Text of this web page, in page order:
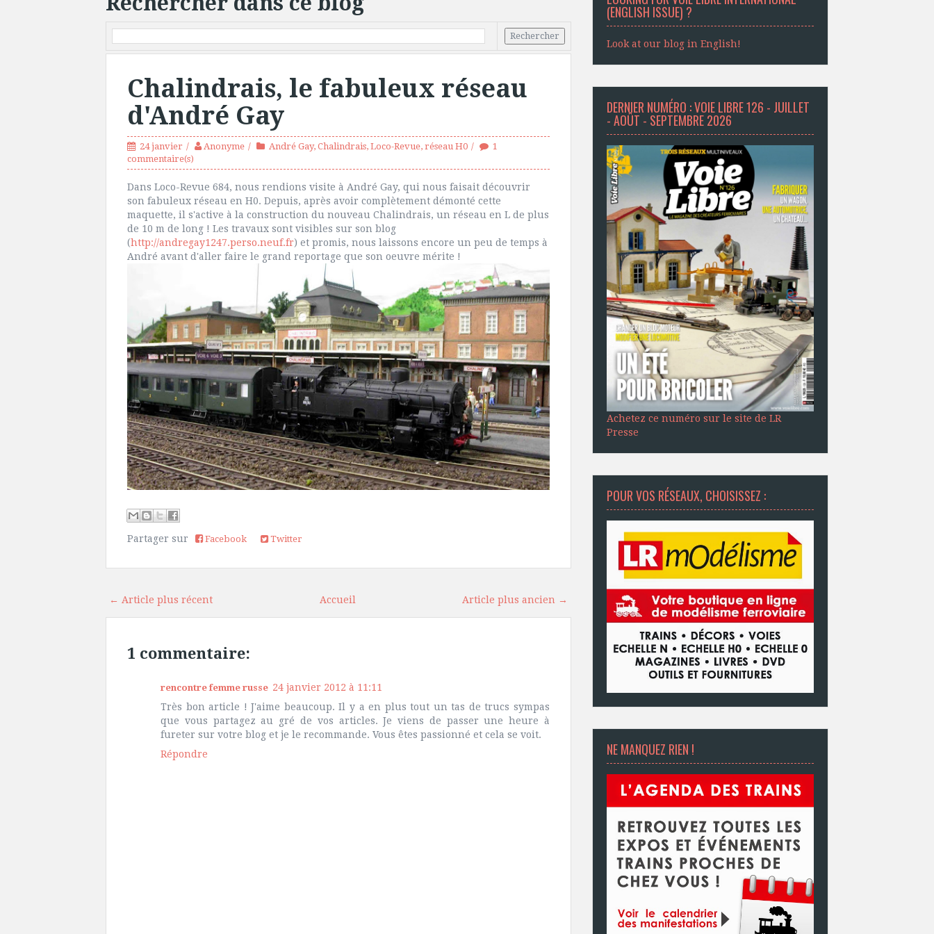
Chalindrais, le fabuleux réseau
d'André Gay
24 janvier Anonyme André Gay, Chalindrais, Loco-Revue, réseau H0
1
commentaire(s)
Dans Loco-Revue 684, nous rendions visite à André Gay, qui nous faisait découvrir
son fabuleux réseau en H0. Depuis, après avoir complètement démonté cette
maquette, il s'active à la construction du nouveau Chalindrais, un réseau en L de plus
de 10 m de long ! Les travaux sont visibles sur son blog
(http://andregay1247.perso.neuf.fr) et promis, nous laissons encore un peu de temps à
André avant d'aller faire le grand reportage que son oeuvre mérite !
Partager sur Facebook Twitter
← Article plus récent Article plus ancien →
Accueil
1 commentaire:
rencontre femme russe 24 janvier 2012 à 11:11
Très bon article ! J'aime beaucoup. Il y a en plus tout un tas de trucs sympas
que vous partagez au gré de vos articles. Je viens de passer une heure à
fureter sur votre blog et je le recommande. Vous êtes passionné et cela se voit.
Répondre
(ENGLISH ISSUE) ?
Look at our blog in English!
DERNIER NUMÉRO : VOIE LIBRE 126 - JUILLET
- AOÛT - SEPTEMBRE 2026
Achetez ce numéro sur le site de LR
Presse
POUR VOS RÉSEAUX, CHOISISSEZ :
NE MANQUEZ RIEN !